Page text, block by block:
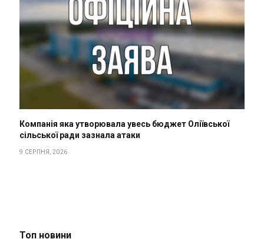
Компанія яка утворювала увесь бюджет Оліївської
сільської ради зазнала атаки
9 СЕРПНЯ, 2026
Топ новини